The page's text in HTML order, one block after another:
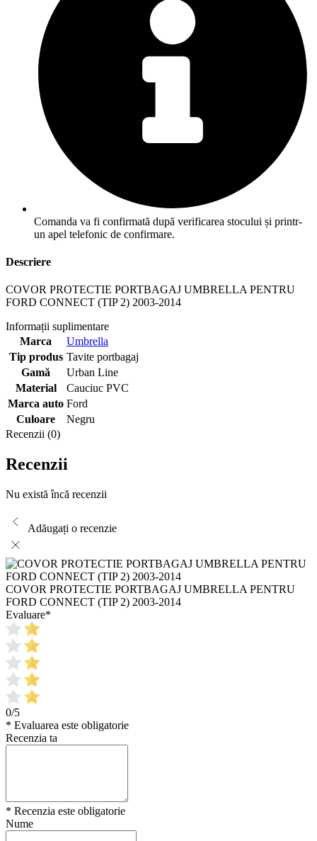
Comanda va fi confirmată după verificarea stocului și printr-
un apel telefonic de confirmare.
Descriere
COVOR PROTECTIE PORTBAGAJ UMBRELLA PENTRU
FORD CONNECT (TIP 2) 2003-2014
Informații suplimentare
Marca
Umbrella
Tip produs Tavite portbagaj
Gamă
Urban Line
Material
Cauciuc PVC
Marca auto Ford
Culoare
Negru
Recenzii (0)
Recenzii
Nu există încă recenzii
Adăugați o recenzie
COVOR PROTECTIE PORTBAGAJ UMBRELLA PENTRU
FORD CONNECT (TIP 2) 2003-2014
Evaluare*
0/5
* Evaluarea este obligatorie
Recenzia ta
* Recenzia este obligatorie
Nume